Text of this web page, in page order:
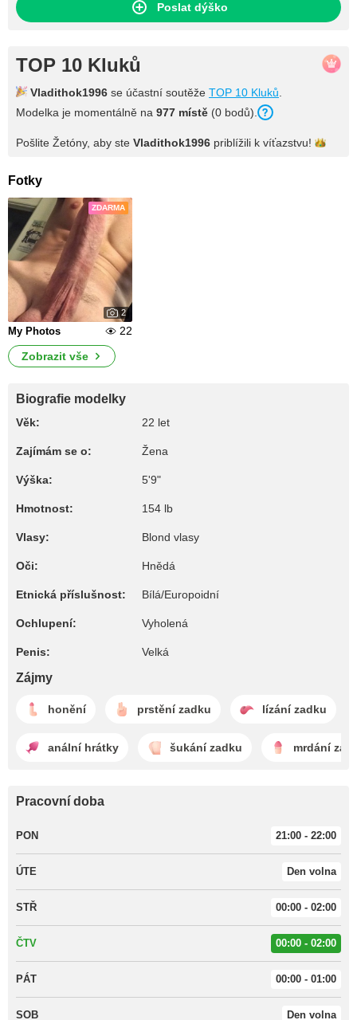
Poslat dýško
TOP 10 Kluků
Vladithok1996 se účastní soutěže TOP 10 Kluků
Modelka je momentálně na 977 místě (0 bodů).
Pošlite Žetóny, aby ste Vladithok1996 priblížili k víťazstvu!
Fotky
ZDARMA
2
My Photos
22
Zobrazit vše
Biografie modelky
Věk: 22 let
Zajímám se o: Žena
Výška: 5'9"
Hmotnost: 154 lb
Vlasy: Blond vlasy
Oči: Hnědá
Etnická příslušnost: Bílá/Europoidní
Ochlupení: Vyholená
Penis: Velká
Zájmy
honění prstění zadku lízání zadku
anální hrátky šukání zadku mrdání
Pracovní doba
PON 21:00 - 22:00
ÚTE Den volna
STŘ 00:00 - 02:00
ČTV 00:00 - 02:00
PÁT 00:00 - 01:00
SOB Den volna